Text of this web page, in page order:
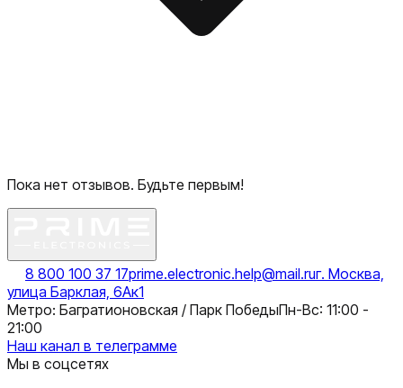
Пока нет отзывов. Будьте первым!
8 800 100 37 17prime.electronic.help@mail.ruг. Москва,
улица Барклая, 6Ак1
Метро: Багратионовская / Парк ПобедыПн-Вс: 11:00 -
21:00
Наш канал в телеграмме
Мы в соцсетях